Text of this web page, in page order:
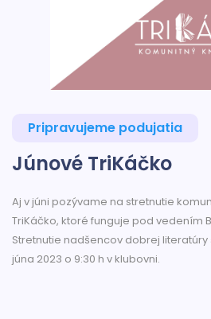
Pripravujeme podujatia
Júnové TriKáčko
Aj v júni pozývame na stretnutie
TriKáčko, ktoré funguje pod vedením
Stretnutie nadšencov dobrej literatúry
júna 2023 o 9:30 h v klubovni.